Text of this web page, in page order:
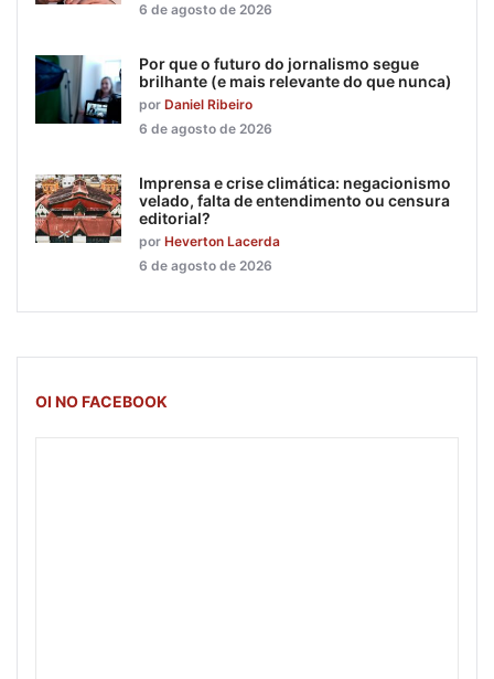
6 de agosto de 2026
Por que o futuro do jornalismo segue
brilhante (e mais relevante do que nunca)
por Daniel Ribeiro
6 de agosto de 2026
Imprensa e crise climática: negacionismo
velado, falta de entendimento ou censura
editorial?
por Heverton Lacerda
6 de agosto de 2026
OI NO FACEBOOK